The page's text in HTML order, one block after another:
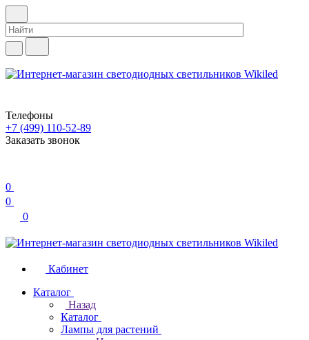
Телефоны
+7 (499) 110-52-89
Заказать звонок
0
0
0
Кабинет
Каталог
Назад
Каталог
Лампы для растений